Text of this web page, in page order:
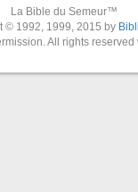
La Bible du Semeur™
© 1992, 1999, 2015 by
All rights